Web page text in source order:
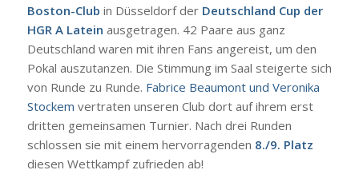
Boston-Club in Düsseldorf der Deutschland Cup der
HGR A Latein ausgetragen. 42 Paare aus ganz
Deutschland waren mit ihren Fans angereist, um den
Pokal auszutanzen. Die Stimmung im Saal steigerte sich
von Runde zu Runde. Fabrice Beaumont und Veronika
Stockem vertraten unseren Club dort auf ihrem erst
dritten gemeinsamen Turnier. Nach drei Runden
schlossen sie mit einem hervorragenden 8./9. Platz
diesen Wettkampf zufrieden ab!